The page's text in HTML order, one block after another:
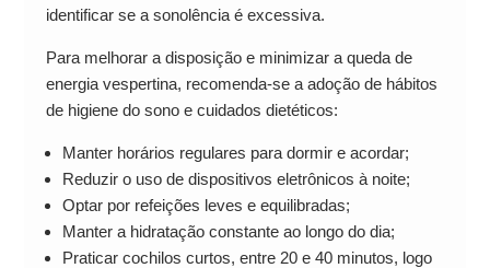
identificar se a sonolência é excessiva.
Para melhorar a disposição e minimizar a queda de
energia vespertina, recomenda-se a adoção de hábitos
de higiene do sono e cuidados dietéticos:
Manter horários regulares para dormir e acordar;
Reduzir o uso de dispositivos eletrônicos à noite;
Optar por refeições leves e equilibradas;
Manter a hidratação constante ao longo do dia;
Praticar cochilos curtos, entre 20 e 40 minutos, logo